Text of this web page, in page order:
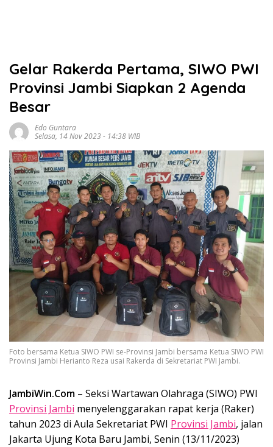
Gelar Rakerda Pertama, SIWO PWI
Provinsi Jambi Siapkan 2 Agenda
Besar
Edo Guntara
Selasa, 14 Nov 2023 - 14:38 WIB
Foto bersama Ketua SIWO PWI se-Provinsi Jambi bersama Ketua SIWO PWI
Provinsi Jambi Herianto Reza usai Rakerda di Sekretariat PWI Jambi.
JambiWin.Com – Seksi Wartawan Olahraga (SIWO) PWI
Provinsi Jambi menyelenggarakan rapat kerja (Raker)
tahun 2023 di Aula Sekretariat PWI Provinsi Jambi, jalan
Jakarta Ujung Kota Baru Jambi, Senin (13/11/2023)